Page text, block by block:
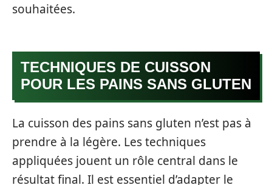
souhaitées.
TECHNIQUES DE CUISSON
POUR LES PAINS SANS GLUTEN
La cuisson des pains sans gluten n’est pas à
prendre à la légère. Les techniques
appliquées jouent un rôle central dans le
résultat final. Il est essentiel d’adapter le